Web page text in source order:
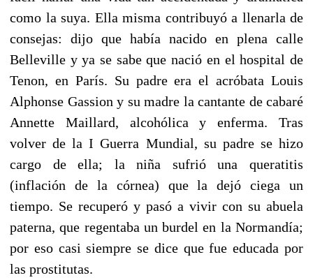
como la suya. Ella misma contribuyó a llenarla de
consejas: dijo que había nacido en plena calle
Belleville y ya se sabe que nació en el hospital de
Tenon, en París. Su padre era el acróbata Louis
Alphonse Gassion y su madre la cantante de cabaré
Annette Maillard, alcohólica y enferma. Tras
volver de la I Guerra Mundial, su padre se hizo
cargo de ella; la niña sufrió una queratitis
(inflación de la córnea) que la dejó ciega un
tiempo. Se recuperó y pasó a vivir con su abuela
paterna, que regentaba un burdel en la Normandía;
por eso casi siempre se dice que fue educada por
las prostitutas.